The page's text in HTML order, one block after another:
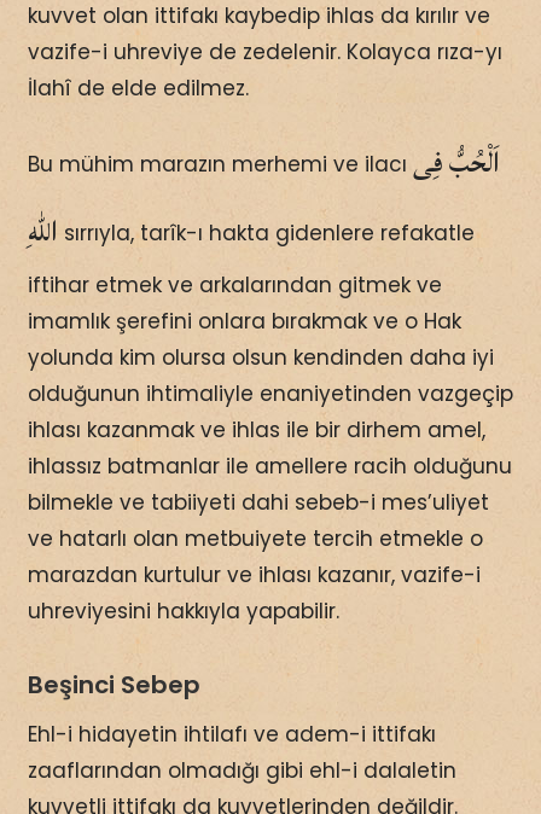
kuvvet olan ittifakı kaybedip ihlas da kırılır ve
vazife-i uhreviye de zedelenir. Kolayca rıza-yı
İlahî de elde edilmez.
Bu mühim marazın merhemi ve ilacı
اللّٰهِ sırrıyla, tarîk-ı hakta gidenlere refakatle
iftihar etmek ve arkalarından gitmek ve
imamlık şerefini onlara bırakmak ve o Hak
yolunda kim olursa olsun kendinden daha iyi
olduğunun ihtimaliyle enaniyetinden vazgeçip
ihlası kazanmak ve ihlas ile bir dirhem amel,
ihlassız batmanlar ile amellere racih olduğunu
bilmekle ve tabiiyeti dahi sebeb-i mes’uliyet
ve hatarlı olan metbuiyete tercih etmekle o
marazdan kurtulur ve ihlası kazanır, vazife-i
uhreviyesini hakkıyla yapabilir.
Beşinci Sebep
Ehl-i hidayetin ihtilafı ve adem-i ittifakı
zaaflarından olmadığı gibi ehl-i dalaletin
kuvvetli ittifakı da kuvvetlerinden değildir.